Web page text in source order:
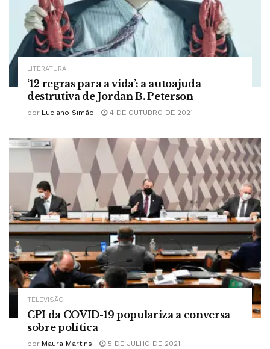
LITERATURA
‘12 regras para a vida’: a autoajuda
destrutiva de Jordan B. Peterson
por Luciano Simão 4 DE OUTUBRO DE 2021
TELEVISÃO
CPI da COVID-19 populariza a conversa
sobre política
por Maura Martins 5 DE JULHO DE 2021